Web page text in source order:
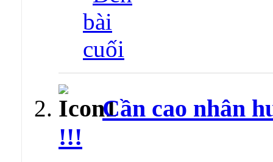
Cần cao nhân
!!!